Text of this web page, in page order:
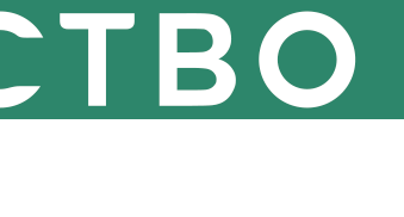
Давайте немного поиграем
Детство»!